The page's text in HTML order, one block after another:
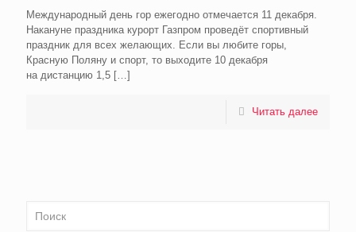
Международный день гор ежегодно отмечается 11 декабря.
Накануне праздника курорт Газпром проведёт спортивный
праздник для всех желающих. Если вы любите горы,
Красную Поляну и спорт, то выходите 10 декабря
на дистанцию 1,5 […]
Читать далее